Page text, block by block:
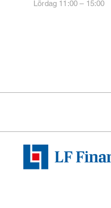
Lördag 11:00 – 15:00